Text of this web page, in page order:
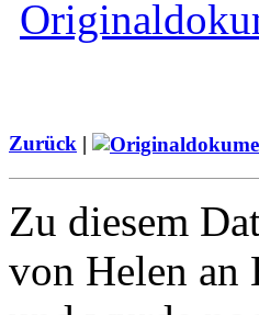
Zurück |
Zu diesem
von Helen an